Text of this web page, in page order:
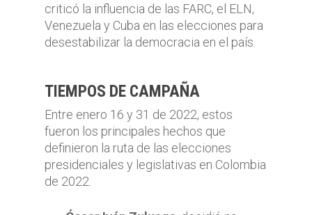
criticó la influencia de las FARC, el ELN,
Venezuela y Cuba en las elecciones para
desestabilizar la democracia en el país.
TIEMPOS DE CAMPAÑA
Entre enero 16 y 31 de 2022, estos
fueron los principales hechos que
definieron la ruta de las elecciones
presidenciales y legislativas en Colombia
de 2022.